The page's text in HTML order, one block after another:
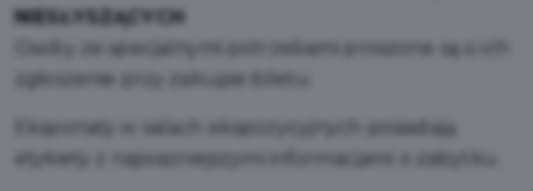
NIESŁYSZĄCYCH
Osoby ze specjalnymi potrzebami proszone są o ich
zgłoszenie przy zakupie biletu.
Eksponaty w salach ekspozycyjnych posiadają
etykiety z najważniejszymi informacjami o zabytku.